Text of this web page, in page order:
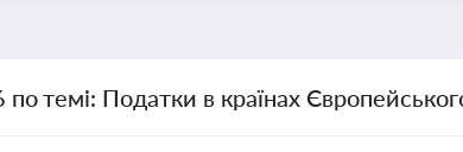
темі: Податки в країнах